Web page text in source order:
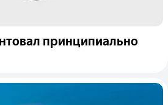
принципиально